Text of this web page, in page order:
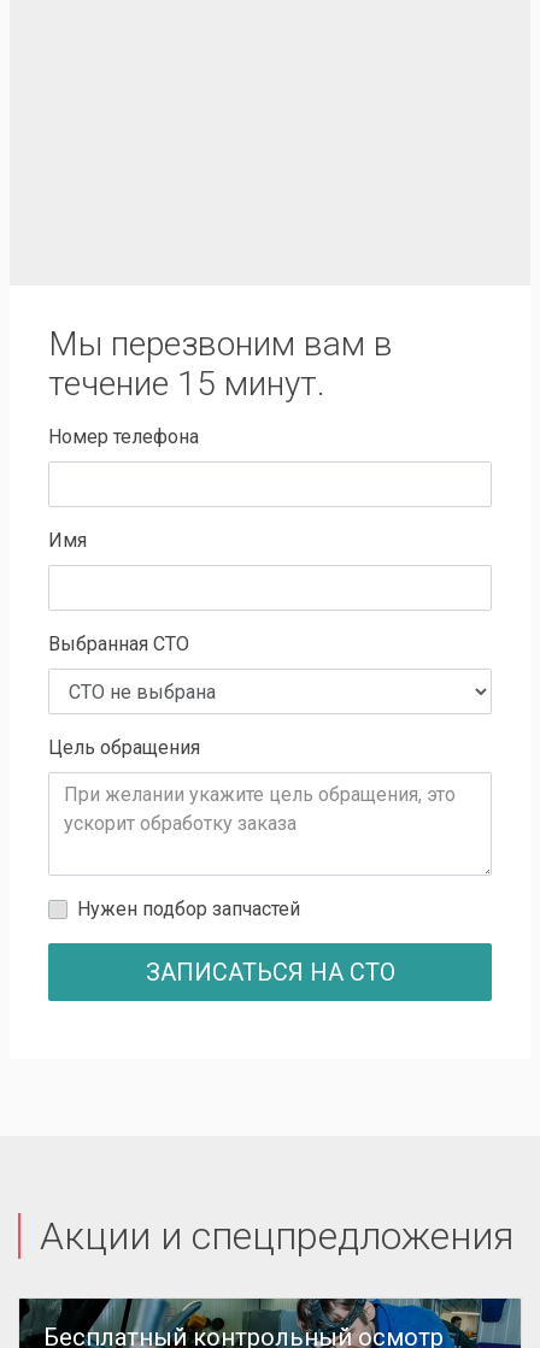
Мы перезвоним вам в
течение 15 минут.
Номер телефона
Имя
Выбранная СТО
Цель обращения
Нужен подбор запчастей
ЗАПИСАТЬСЯ НА СТО
Акции и спецпредложения
Бесплатный контрольный осмотр